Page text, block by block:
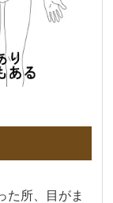
た所、目がま